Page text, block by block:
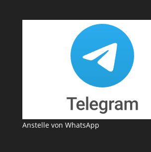
Anstelle von WhatsApp